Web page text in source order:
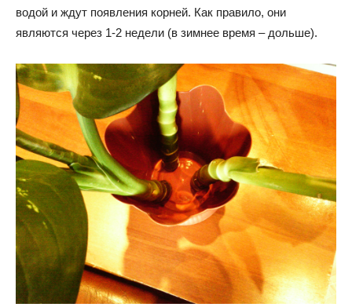
водой и ждут появления корней. Как правило, они
являются через 1-2 недели (в зимнее время – дольше).